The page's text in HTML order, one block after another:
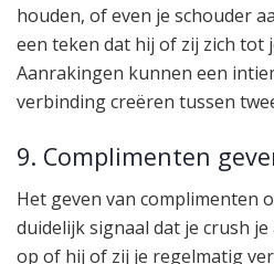
houden, of even je schouder
een teken dat hij of zij zich tot
Aanrakingen kunnen een
verbinding creëren tussen
9. Complimenten
Het geven van complimenten
duidelijk signaal dat je crush
op of hij of zij je regelmatig